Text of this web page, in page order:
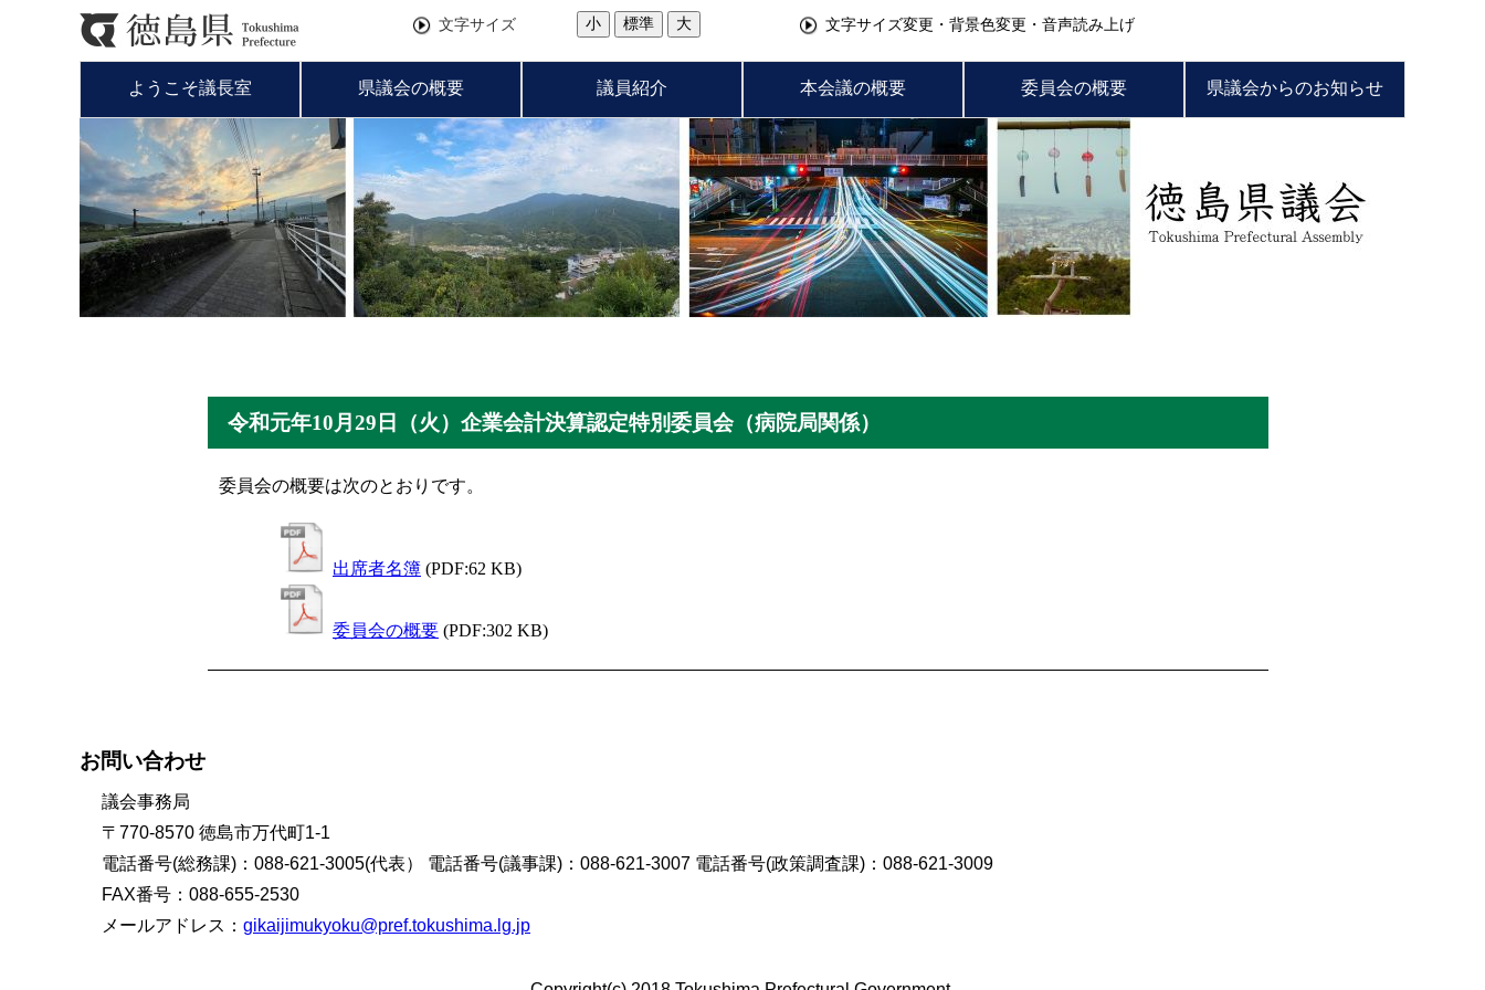
文字サイズ 小 標準 大 文字サイズ変更・背景色変更・音声読み上げ
ようこそ議長室 県議会の概要 議員紹介 本会議の概要 委員会の概要 県議会からのお知らせ
令和元年10月29日（火）企業会計決算認定特別委員会（病院局関係）
委員会の概要は次のとおりです。
出席者名簿 (PDF:62 KB)
委員会の概要 (PDF:302 KB)
お問い合わせ
議会事務局
〒770-8570 徳島市万代町1-1
電話番号(総務課)：088-621-3005(代表） 電話番号(議事課)：088-621-3007 電話番号(政策調査課)：088-621-3009
FAX番号：088-655-2530
メールアドレス： gikaijimukyoku@pref.tokushima.lg.jp